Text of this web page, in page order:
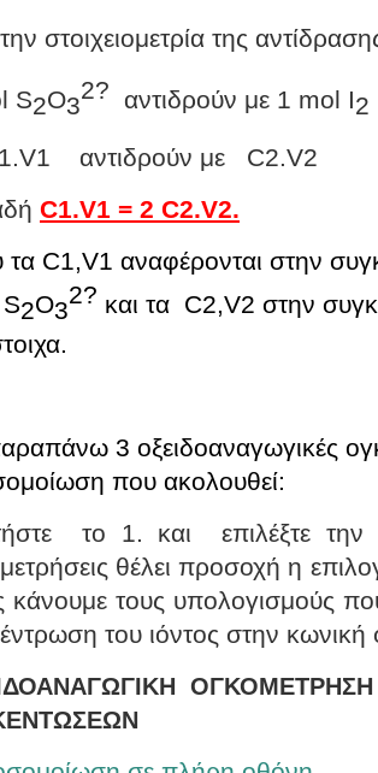
στοιχειομετρία της
S2O3
2? αντιδρούν με 1 mol I2
αντιδρούν με C2.V2
C1.V1 = 2 C2.V2.
C1,V1 αναφέρονται στην
S2O3
2? και τα C2,V2 στην
3 οξειδοαναγωγικές
που ακολουθεί:
το 1. και επιλέξτε την
θέλει προσοχή η
κάνουμε τους υπολογισμούς
του ιόντος στην κωνική